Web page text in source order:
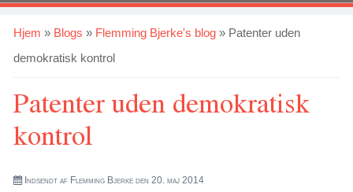
Du er her
Hjem » Blogs » Flemming Bjerke's blog » Patenter uden
demokratisk kontrol
Patenter uden demokratisk
kontrol
Indsendt af Flemming Bjerke den 20. maj 2014